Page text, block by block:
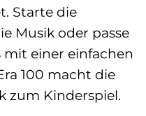
Starte die
Musik oder passe
mit einer einfachen
100 macht die
zum Kinderspiel.